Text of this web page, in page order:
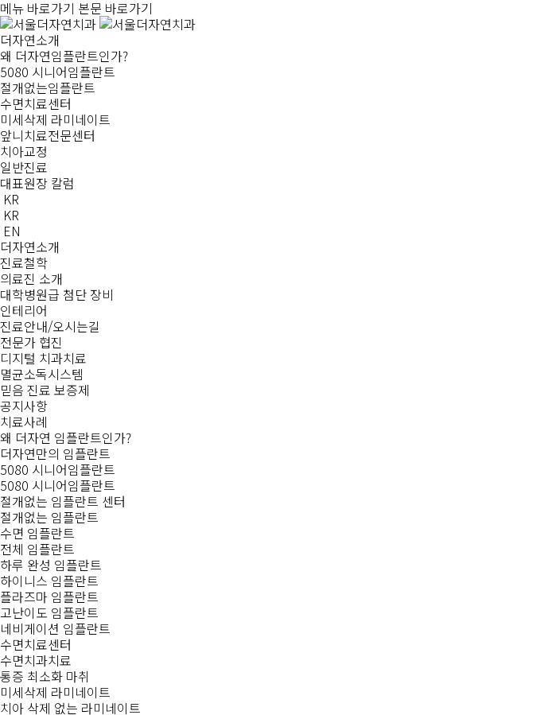
메뉴 바로가기 본문 바로가기
더자연소개
왜 더자연임플란트인가?
5080 시니어임플란트
절개없는임플란트
수면치료센터
미세삭제 라미네이트
앞니치료전문센터
치아교정
일반진료
대표원장 칼럼
KR
KR
EN
더자연소개
진료철학
의료진 소개
대학병원급 첨단 장비
인테리어
진료안내/오시는길
전문가 협진
디지털 치과치료
멸균소독시스템
믿음 진료 보증제
공지사항
치료사례
왜 더자연 임플란트인가?
더자연만의 임플란트
5080 시니어임플란트
5080 시니어임플란트
절개없는 임플란트 센터
절개없는 임플란트
수면 임플란트
전체 임플란트
하루 완성 임플란트
하이니스 임플란트
플라즈마 임플란트
고난이도 임플란트
네비게이션 임플란트
수면치료센터
수면치과치료
통증 최소화 마취
미세삭제 라미네이트
치아 삭제 없는 라미네이트